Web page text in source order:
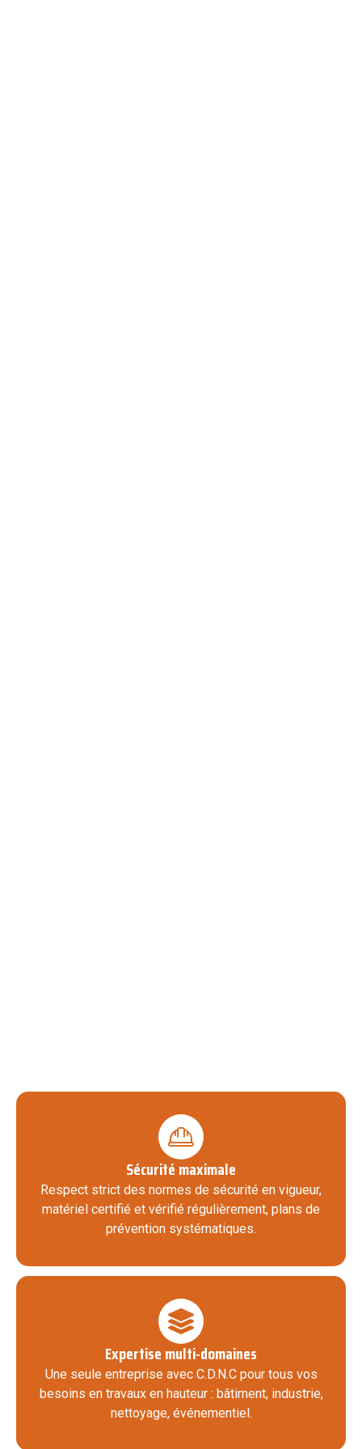
Sécurité maximale
Respect strict des normes de sécurité en vigueur,
matériel certifié et vérifié régulièrement, plans de
prévention systématiques.
Expertise multi-domaines
Une seule entreprise avec C.D.N.C pour tous vos
besoins en travaux en hauteur : bâtiment, industrie,
nettoyage, événementiel.